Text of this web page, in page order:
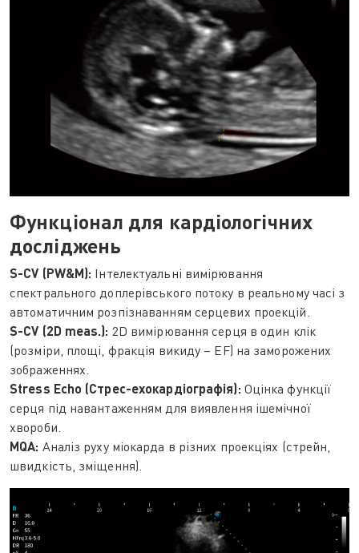
Функціонал для кардіологічних
досліджень
S-CV (PW&M): Інтелектуальні вимірювання
спектрального доплерівського потоку в реальному часі з
автоматичним розпізнаванням серцевих проекцій.
S-CV (2D meas.): 2D вимірювання серця в один клік
(розміри, площі, фракція викиду – EF) на заморожених
зображеннях.
Stress Echo (Стрес-ехокардіографія): Оцінка функції
серця під навантаженням для виявлення ішемічної
хвороби.
MQA: Аналіз руху міокарда в різних проекціях (стрейн,
швидкість, зміщення).